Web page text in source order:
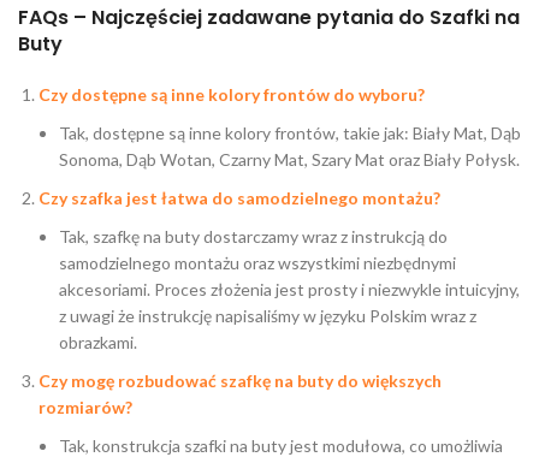
FAQs – Najczęściej zadawane pytania do Szafki na
Buty
Czy dostępne są inne kolory frontów do wyboru?
Tak, dostępne są inne kolory frontów, takie jak: Biały Mat, Dąb
Sonoma, Dąb Wotan, Czarny Mat, Szary Mat oraz Biały Połysk.
Czy szafka jest łatwa do samodzielnego montażu?
Tak, szafkę na buty dostarczamy wraz z instrukcją do
samodzielnego montażu oraz wszystkimi niezbędnymi
akcesoriami. Proces złożenia jest prosty i niezwykle intuicyjny,
z uwagi że instrukcję napisaliśmy w języku Polskim wraz z
obrazkami.
Czy mogę rozbudować szafkę na buty do większych
rozmiarów?
Tak, konstrukcja szafki na buty jest modułowa, co umożliwia